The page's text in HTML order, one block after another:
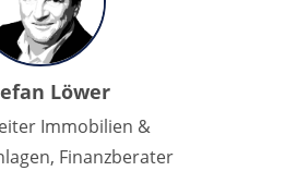
Löwer
Immobilien &
Finanzberater